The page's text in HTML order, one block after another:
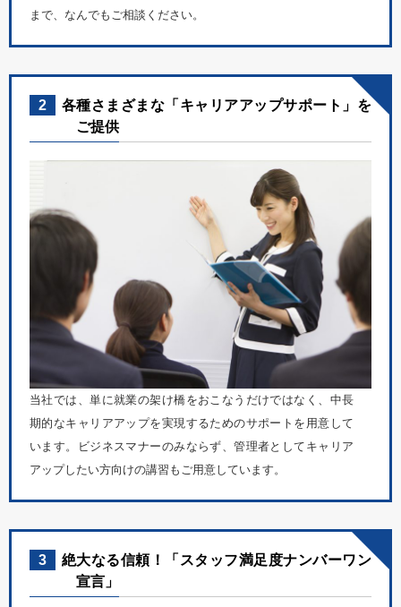
まで、なんでもご相談ください。
2
各種さまざまな「キャリアアップサポート」を
ご提供
当社では、単に就業の架け橋をおこなうだけではなく、中長
期的なキャリアアップを実現するためのサポートを用意して
います。ビジネスマナーのみならず、管理者としてキャリア
アップしたい方向けの講習もご用意しています。
3
絶大なる信頼！「スタッフ満足度ナンバーワン
宣言」